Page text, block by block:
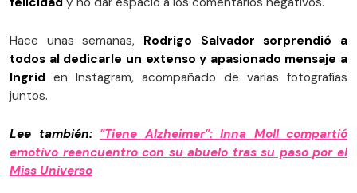
Hace unas semanas, Rodrigo Salvador sorprendió a
todos al dedicarle un extenso y apasionado mensaje a
Ingrid en Instagram, acompañado de varias fotografías
juntos.
Lee también: "Tiene Alzheimer": Inna Moll compartió
emotivo reencuentro con su abuelo tras su paso por el
Miss Universo